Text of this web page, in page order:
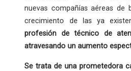
nuevas compañías aéreas de
crecimiento de las ya
profesión
de técnico de
atravesando un aumento
Se trata de unaprometedora